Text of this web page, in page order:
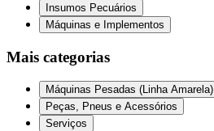
Insumos Pecuários
Máquinas e Implementos
Mais categorias
Máquinas Pesadas (Linha Amarela)
Peças, Pneus e Acessórios
Serviços